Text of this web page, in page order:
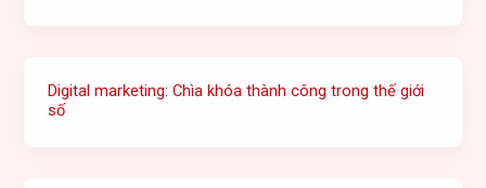
Digital marketing: Chìa khóa thành công trong thế giới
số